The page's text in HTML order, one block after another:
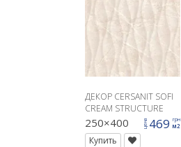
ДЕКОР CERSANIT SOFI
CREAM STRUCTURE
25X40
250×400 цена 469 грн
м2
Купить